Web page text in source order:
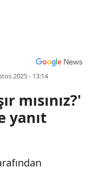
2025 - 13:14
mısınız?'
yanıt